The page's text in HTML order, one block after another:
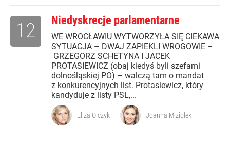
Niedyskrecje parlamentarne
WE WROCŁAWIU WYTWORZYŁA SIĘ CIEKAWA
SYTUACJA – DWAJ ZAPIEKLI WROGOWIE –
GRZEGORZ SCHETYNA I JACEK
PROTASIEWICZ (obaj kiedyś byli szefami
dolnośląskiej PO) – walczą tam o mandat
z konkurencyjnych list. Protasiewicz, który
kandyduje z listy PSL,...
12
Eliza Olczyk Joanna Miziołek